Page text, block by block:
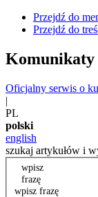
Przejdź do
Przejdź do
Komunikaty
Oficjalny serwis o
|
PL
polski
english
szukaj artykułów i
wpisz
frazę
wpisz frazę